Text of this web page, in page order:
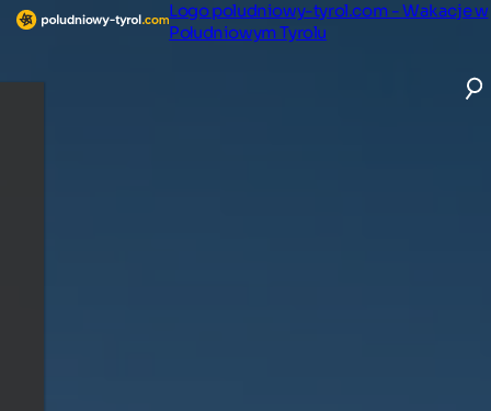
Logo poludniowy-tyrol.com - Wakacje w
Południowym Tyrolu